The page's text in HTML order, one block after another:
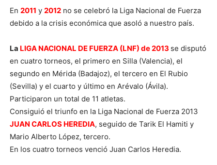
En 2011 y 2012 no se celebró la Liga Nacional de Fuerza
debido a la crisis económica que asoló a nuestro país.
La LIGA NACIONAL DE FUERZA (LNF) de 2013 se disputó
en cuatro torneos, el primero en Silla (Valencia), el
segundo en Mérida (Badajoz), el tercero en El Rubio
(Sevilla) y el cuarto y último en Arévalo (Ávila).
Participaron un total de 11 atletas.
Consiguió el triunfo en la Liga Nacional de Fuerza 2013
JUAN CARLOS HEREDIA, seguido de Tarik El Hamiti y
Mario Alberto López, tercero.
En los cuatro torneos venció Juan Carlos Heredia.